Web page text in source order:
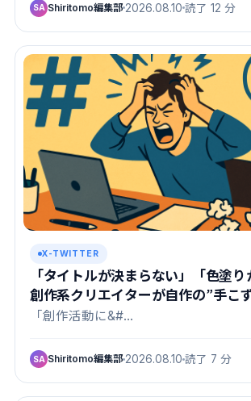
SA Shiritomo編集部 2026.08.10 読了 12 分
X-TWITTER
「タイトルが決まらない」「色塗
創作系クリエイターが自作の”手こ
ト”を吐き出すハッシュタグ
「創作活動に&#…
SA Shiritomo編集部 2026.08.10 読了 7 分